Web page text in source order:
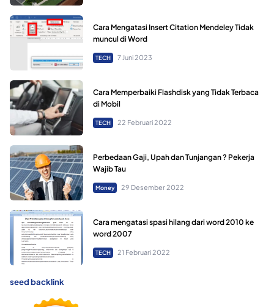
Cara Mengatasi Insert Citation Mendeley Tidak
muncul di Word
TECH 7 Juni 2023
Cara Memperbaiki Flashdisk yang Tidak Terbaca
di Mobil
TECH 22 Februari 2022
Perbedaan Gaji, Upah dan Tunjangan ? Pekerja
Wajib Tau
Money 29 Desember 2022
Cara mengatasi spasi hilang dari word 2010 ke
word 2007
TECH 21 Februari 2022
seed backlink